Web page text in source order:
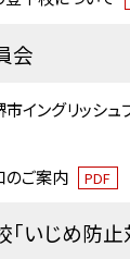
会
イングリッシュ
ご案内 PDF
いじめ防止